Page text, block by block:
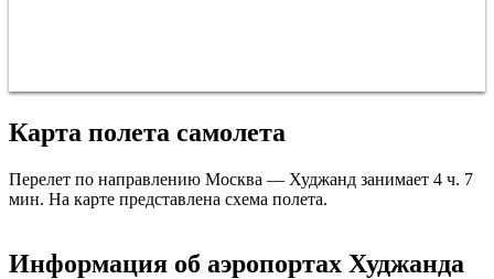
Карта полета самолета
Перелет по направлению Москва — Худжанд занимает 4 ч. 7
мин. На карте представлена схема полета.
Москва
Информация об аэропортах Худжанда